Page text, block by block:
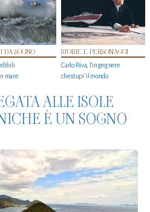
DA SOGNO
mare
STORIE E PERSONAGGI
Carlo Riva, l’ingegnere
che stupi' il mondo
ALLE ISOLE
È UN SOGNO